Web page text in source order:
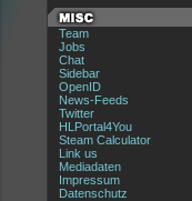
Team
Jobs
Chat
Sidebar
OpenID
News-Feeds
Twitter
HLPortal4You
Steam Calculator
Link us
Mediadaten
Impressum
Datenschutz